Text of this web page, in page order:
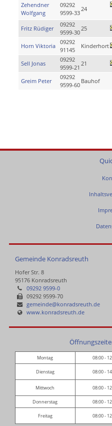
Zehendner
Wolfgang
09292
9599-33
24
Fritz Rüdiger
09292
9599-30
25
Horn Viktoria
09292
91145
Kinderhort
Sell Jonas
09292
9599-21
21
Greim Peter
09292
9599-60
Bauhof
Gemeinde Konradsreuth
Hofer Str. 8
95176 Konradsreuth
09292 9599-0
09292 9599-70
gemeinde@konradsreuth.de
www.konradsreuth.de
Montag 08:00 -
Dienstag 08:00 -
Mittwoch 08:00 -
Donnerstag 08:00 -
Freitag 08:00 -